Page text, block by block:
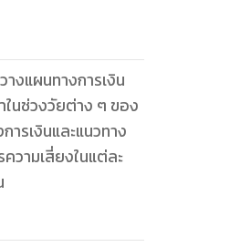
งแผนทางการเงิน
นช่วงวัยต่าง ๆ ของ
รเงินและแนวทาง
วามเสี่ยงในแต่ละ